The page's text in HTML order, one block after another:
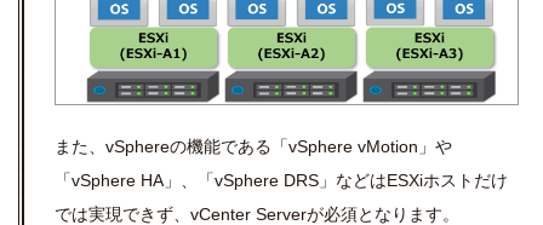
また、 vSphereの機能である「vSphere vMotion 」や
「vSphere HA 」、「vSphere DRS 」などはESXiホストだけ
では実現できず、 vCenter Serverが必須となります。